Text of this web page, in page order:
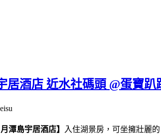
酒店 近水社碼頭 @蛋寶趴
月潭島宇居酒店】
入住湖景房，可坐擁壯麗